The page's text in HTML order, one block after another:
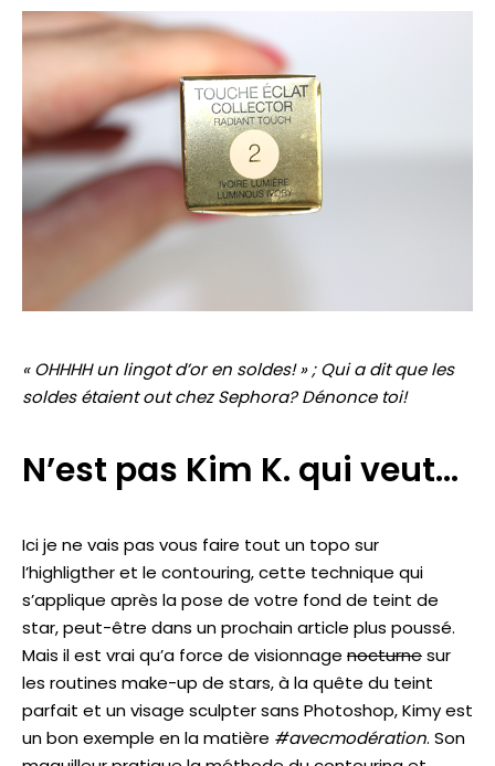
« OHHHH un lingot d’or en soldes! » ; Qui a dit que les
soldes étaient out chez Sephora? Dénonce toi!
N’est pas Kim K. qui veut…
Ici je ne vais pas vous faire tout un topo sur
l’highligther et le contouring, cette technique qui
s’applique après la pose de votre fond de teint de
star, peut-être dans un prochain article plus poussé.
Mais il est vrai qu’a force de visionnage nocturnesur
les routines make-up de stars, à la quête du teint
parfait et un visage sculpter sans Photoshop, Kimy est
un bon exemple en la matière #avecmodération. Son